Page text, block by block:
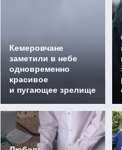
Кемеровчане
заметили в небе
одновременно
красивое
и пугающее зрелище